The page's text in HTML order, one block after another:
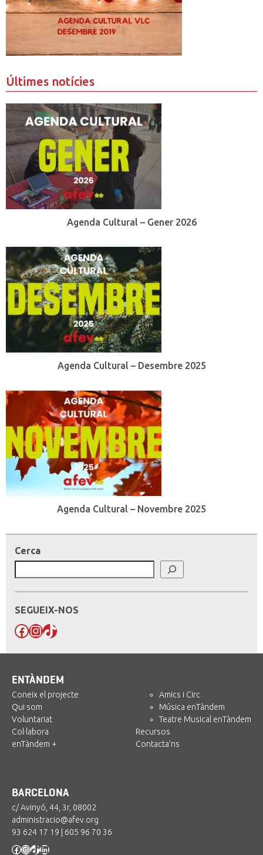
Últimes notícies
Agenda Cultural – Gener 2026
Agenda Cultural – Desembre 2025
Agenda Cultural – Novembre 2025
Cerca
SEGUEIX-NOS
Facebook
Instagram
TikTok
ENTÀNDEM
Coneix el projecte
Qui som
Voluntariat
Col·labora
enTàndem +
Amics i Circ
Música enTàndem
Teatre Musical enTàndem
Recursos
Contacta’ns
BARCELONA
c/ Avinyó, 44, 3r, 08002
administracio@afev.org
93 624 17 19
605 96 70 36
Facebook
Instagram
TikTok
LinkedIn